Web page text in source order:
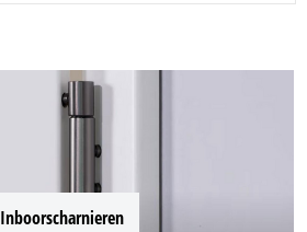
Inboorscharnieren